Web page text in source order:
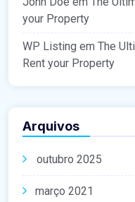
your Property
WP Listing em The
Rent your Property
Arquivos
outubro 2025
março 2021